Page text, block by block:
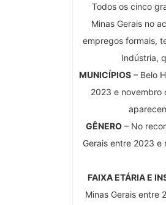
Todos os cinco
Minas Gerais no
empregos formais,
Indústria,
MUNICÍPIOS – Belo
2023 e novembro
GÊNERO– No
Gerais entre 2023
FAIXA ETÁRIA E
Minas Gerais entre